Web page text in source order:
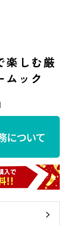
楽しむ厳
ムック